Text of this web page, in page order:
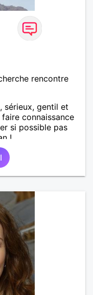
rencontre
sérieux, gentil et
connaissance
si possible pas
!